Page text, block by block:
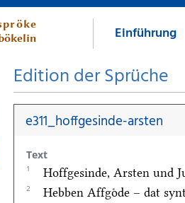
Einführung
Edition der Sprüche
e311_hoffgesinde-arsten
Text
1 Hoffgesinde, Arsten und
2 Hebben Affgoͤde – dat